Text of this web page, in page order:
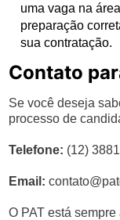
uma vaga na
preparação
sua contratação.
Contato
Se você deseja
processo de
Telefone: (12)
Email:
O PAT está